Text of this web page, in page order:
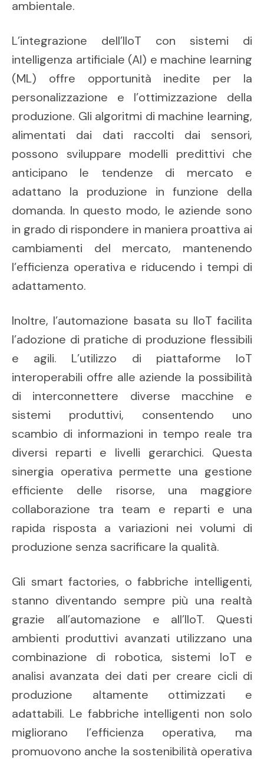
ambientale.
L’integrazione dell’IIoT con sistemi di
intelligenza artificiale (AI) e machine learning
(ML) offre opportunità inedite per la
personalizzazione e l’ottimizzazione della
produzione. Gli algoritmi di machine learning,
alimentati dai dati raccolti dai sensori,
possono sviluppare modelli predittivi che
anticipano le tendenze di mercato e
adattano la produzione in funzione della
domanda. In questo modo, le aziende sono
in grado di rispondere in maniera proattiva ai
cambiamenti del mercato, mantenendo
l’efficienza operativa e riducendo i tempi di
adattamento.
Inoltre, l’automazione basata su IIoT facilita
l’adozione di pratiche di produzione flessibili
e agili. L’utilizzo di piattaforme IoT
interoperabili offre alle aziende la possibilità
di interconnettere diverse macchine e
sistemi produttivi, consentendo uno
scambio di informazioni in tempo reale tra
diversi reparti e livelli gerarchici. Questa
sinergia operativa permette una gestione
efficiente delle risorse, una maggiore
collaborazione tra team e reparti e una
rapida risposta a variazioni nei volumi di
produzione senza sacrificare la qualità.
Gli smart factories, o fabbriche intelligenti,
stanno diventando sempre più una realtà
grazie all’automazione e all’IIoT. Questi
ambienti produttivi avanzati utilizzano una
combinazione di robotica, sistemi IoT e
analisi avanzata dei dati per creare cicli di
produzione altamente ottimizzati e
adattabili. Le fabbriche intelligenti non solo
migliorano l’efficienza operativa, ma
promuovono anche la sostenibilità operativa